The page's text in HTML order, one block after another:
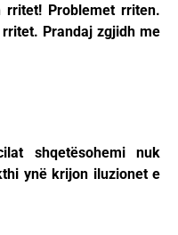
Problemet rriten.
Prandaj zgjidh me
shqetësohemi nuk
ynë krijon iluzionet e